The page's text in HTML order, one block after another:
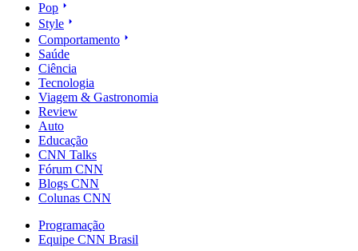
Pop
Style
Comportamento
Saúde
Ciência
Tecnologia
Viagem & Gastronomia
Review
Auto
Educação
CNN Talks
Fórum CNN
Blogs CNN
Colunas CNN
Programação
Equipe CNN Brasil